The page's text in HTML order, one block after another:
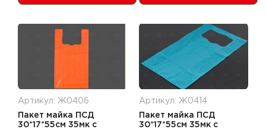
Артикул: Ж0406
Пакет майка ПСД
30*17*55см 35мк с
Артикул: Ж0414
Пакет майка ПСД
30*17*55см 35мк с